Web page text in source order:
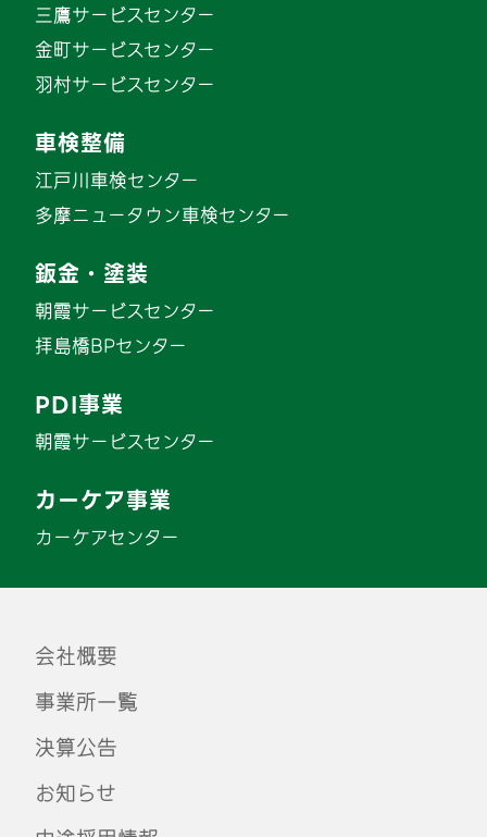
三鷹サービスセンター
金町サービスセンター
羽村サービスセンター
車検整備
江戸川車検センター
多摩ニュータウン車検センター
鈑金・塗装
朝霞サービスセンター
拝島橋BPセンター
PDI事業
朝霞サービスセンター
カーケア事業
カーケアセンター
会社概要
事業所一覧
決算公告
お知らせ